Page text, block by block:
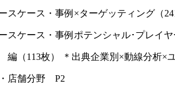
スケース・事例×ターゲッティング（
スケース・事例ポテンシャル･プレイ
編（113枚） ＊出典企業別×動線分析×
店舗分野 P2